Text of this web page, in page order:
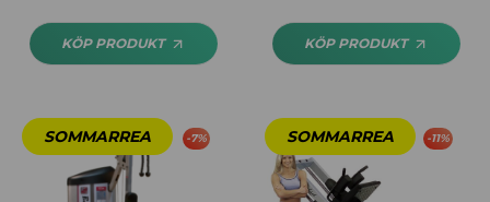
KÖP PRODUKT KÖP PRODUKT
-7% -11%